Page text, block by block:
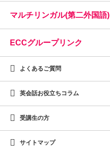
マルチリンガル(第二外国語)
ECCグループリンク
よくあるご質問
英会話お役立ちコラム
受講生の方
サイトマップ